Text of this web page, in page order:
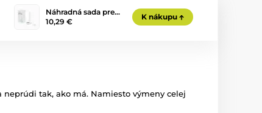
Náhradná sada pre…
10,29 €
K nákupu
tak, ako má. Namiesto výmeny celej